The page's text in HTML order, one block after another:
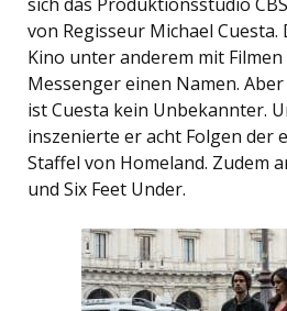
von Regisseur Michael Cuesta.
Kino unter anderem mit Filmen
Messenger einen Namen.
ist Cuesta kein Unbekannter.
inszenierte er acht Folgen der
Staffel von Homeland. Zudem
und Six Feet Under.